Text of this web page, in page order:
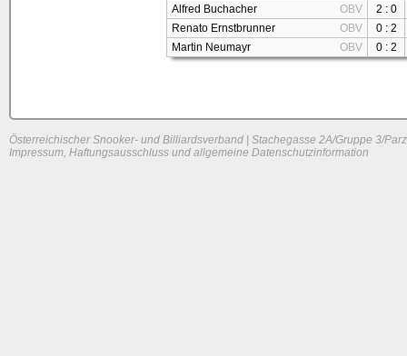
Alfred Buchacher
OBV
2 : 0
Renato Ernstbrunner
OBV
0 : 2
Martin Neumayr
OBV 0 : 2
Österreichischer Snooker- und Billiardsverband | Stachegasse 2A/Gruppe 3/
Impressum, Haftungsausschluss und allgemeine Datenschutzinformation